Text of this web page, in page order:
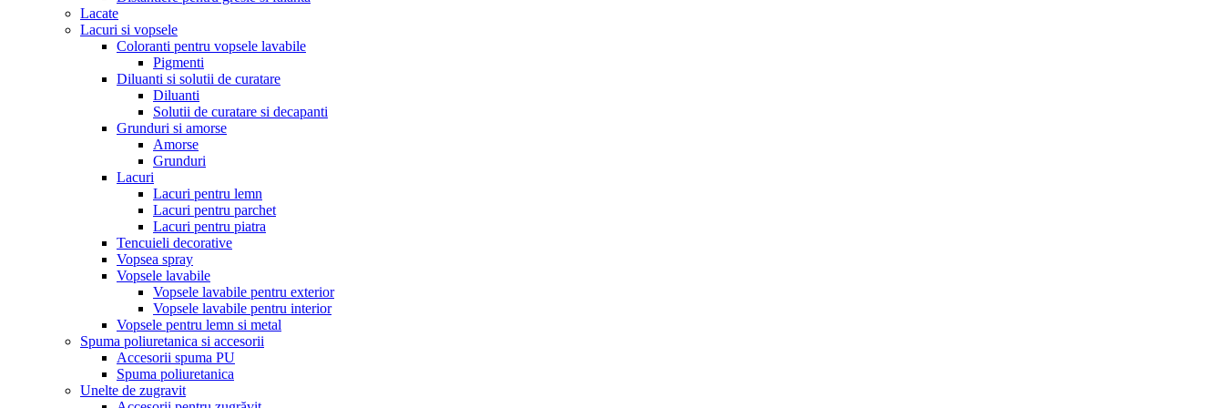
Lacate
Lacuri si vopsele
Coloranti pentru vopsele lavabile
Pigmenti
Diluanti si solutii de curatare
Diluanti
Solutii de curatare si decapanti
Grunduri si amorse
Amorse
Grunduri
Lacuri
Lacuri pentru lemn
Lacuri pentru parchet
Lacuri pentru piatra
Tencuieli decorative
Vopsea spray
Vopsele lavabile
Vopsele lavabile pentru exterior
Vopsele lavabile pentru interior
Vopsele pentru lemn si metal
Spuma poliuretanica si accesorii
Accesorii spuma PU
Spuma poliuretanica
Unelte de zugravit